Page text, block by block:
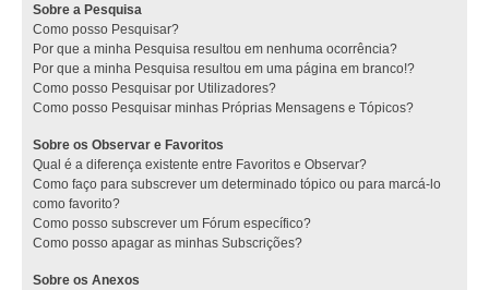
Sobre a Pesquisa
Como posso Pesquisar?
Por que a minha Pesquisa resultou em nenhuma ocorrência?
Por que a minha Pesquisa resultou em uma página em branco!?
Como posso Pesquisar por Utilizadores?
Como posso Pesquisar minhas Próprias Mensagens e Tópicos?
Sobre os Observar e Favoritos
Qual é a diferença existente entre Favoritos e Observar?
Como faço para subscrever um determinado tópico ou para marcá-lo
como favorito?
Como posso subscrever um Fórum específico?
Como posso apagar as minhas Subscrições?
Sobre os Anexos